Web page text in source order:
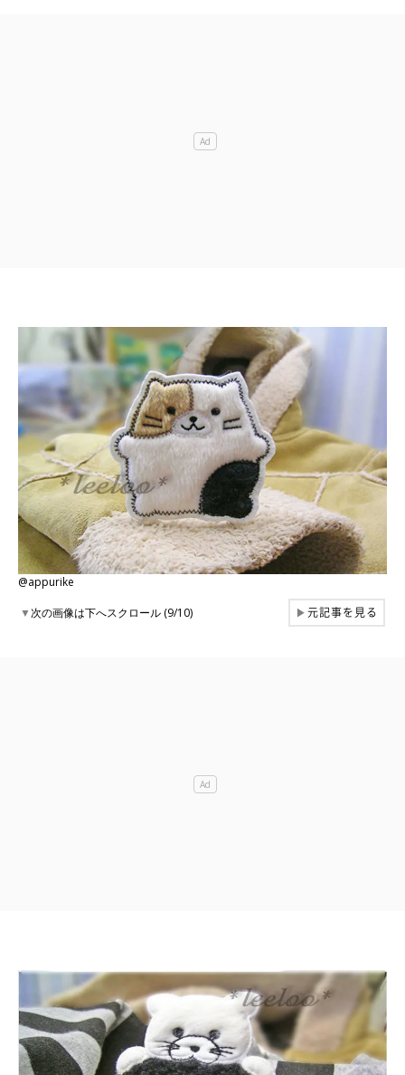
@appurike
▼次の画像は下へスクロール (9/10) ▶元記事を見る